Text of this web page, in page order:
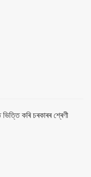
কৰি চৰকাৰৰ শ্ৰেণী